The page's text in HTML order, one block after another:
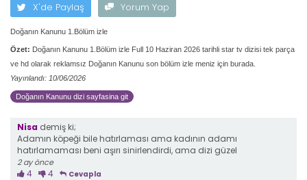
X'de Paylaş Yorum Yap
Doğanın Kanunu 1.Bölüm izle
Özet: Doğanın Kanunu 1.Bölüm izle Full 10 Haziran 2026 tarihli star tv dizisi tek parça
ve hd olarak reklamsız Doğanın Kanunu son bölüm izle meniz için burada.
Yayınlandı: 10/06/2026
Doğanın Kanunu dizi sayfasina git
Nisa demiş ki;
Adamın köpeği bile hatırlaması ama kadının adamı
hatırlamaması beni aşırı sinirlendirdi, ama dizi güzel
2 ay önce
4 4 Cevapla